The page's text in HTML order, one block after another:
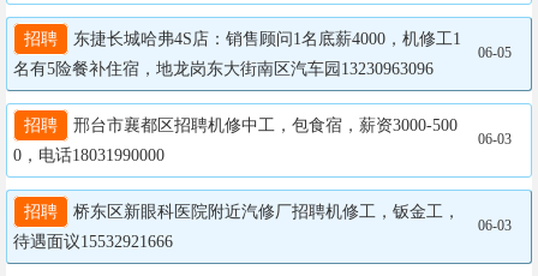
招聘
东捷长城哈弗4S店：销售顾问1名底薪4000，机修工1
名有5险餐补住宿，地龙岗东大街南区汽车园13230963096
06-05
招聘
邢台市襄都区招聘机修中工，包食宿，薪资3000-500
0，电话18031990000
06-03
招聘
桥东区新眼科医院附近汽修厂招聘机修工，钣金工，
待遇面议15532921666
06-03